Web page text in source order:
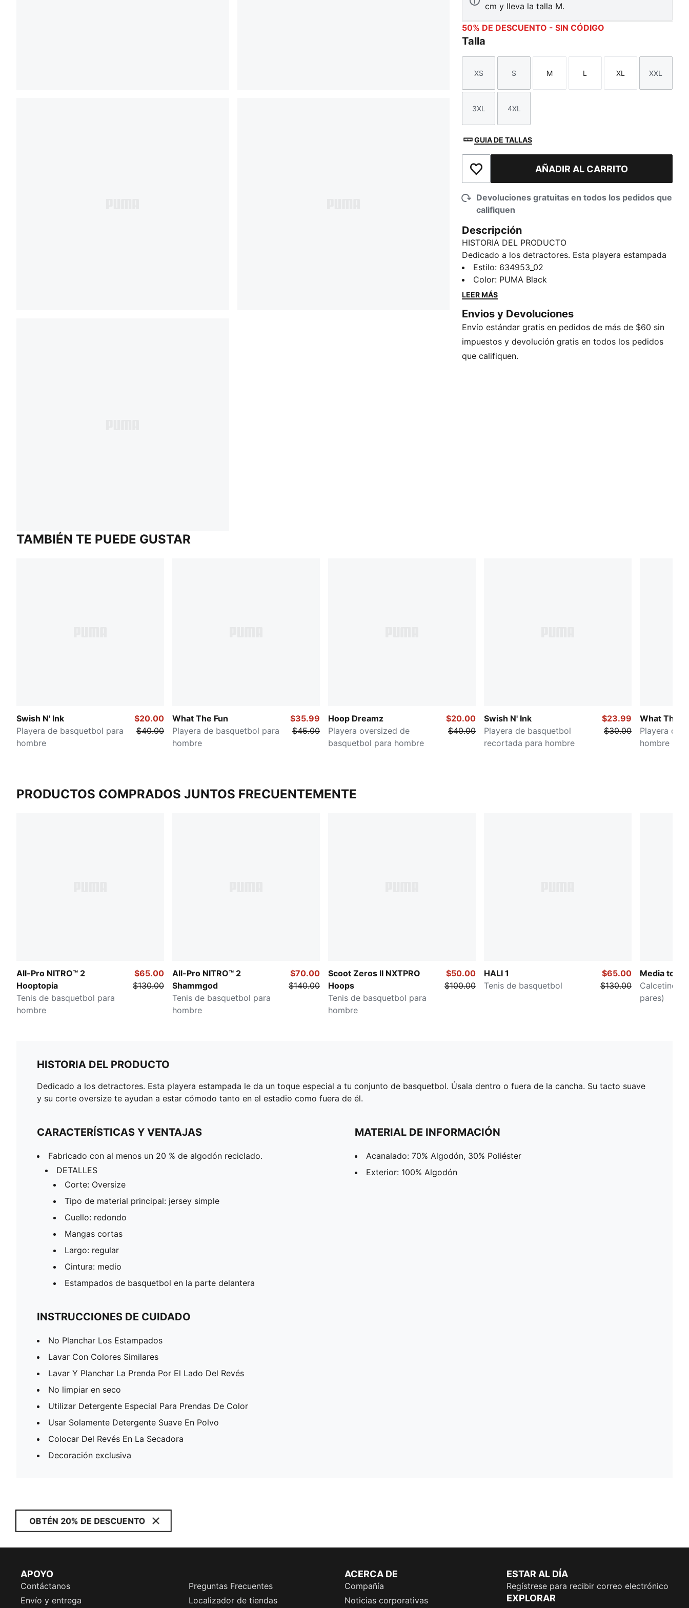
cm y lleva la talla M.
50% DE DESCUENTO - SIN CÓDIGO
Talla
Talla
XS
Talla
S
Talla
M
Talla
L
Talla
XL
Talla
XXL
Talla
3XL
Talla
4XL
GUIA DE TALLAS
Añadir a la lista de deseosAÑADIR AL CARRITO
Devoluciones gratuitas en todos los pedidos que
califiquen
Descripción
HISTORIA DEL PRODUCTO
Dedicado a los detractores. Esta playera estampada
le da un toque especial a tu conjunto de basquetbol.
Úsala dentro o fuera de la cancha. Su tacto suave y
su corte oversize te ayudan a estar cómodo tanto en
CARACTERÍSTICAS Y VENTAJAS
Fabricado con al menos un 20 % de algodón
reciclado.
DETALLES
Estilo: 634953_02
Color: PUMA Black
LEER MÁS
Envios y Devoluciones
Envío estándar gratis en pedidos de más de $60 sin
impuestos y devolución gratis en todos los pedidos
que califiquen.
TAMBIÉN TE PUEDE GUSTAR
Swish N' Ink
Playera de basquetbol para
hombre
$20.00
$40.00
What The Fun
Playera de basquetbol para
hombre
$35.99
$45.00
Hoop Dreamz
Playera oversized de
basquetbol para hombre
$20.00
$40.00
Swish N' Ink
Playera de basquetbol
recortada para hombre
$23.99
$30.00
What The
Playera de
hombre
PRODUCTOS COMPRADOS JUNTOS FRECUENTEMENTE
All-Pro NITRO™ 2
Hooptopia
Tenis de basquetbol para
hombre
$65.00
$130.00
All-Pro NITRO™ 2
Shammgod
Tenis de basquetbol para
hombre
$70.00
$140.00
Scoot Zeros II NXTPRO
Hoops
Tenis de basquetbol para
hombre
$50.00
$100.00
HALI 1
Tenis de basquetbol
$65.00
$130.00
Media
Calcetines
pares)
HISTORIA DEL PRODUCTO
Dedicado a los detractores. Esta playera estampada le da un toque especial a tu conjunto de basquetbol. Úsala dentro o fuera de la cancha. Su tacto suave
y su corte oversize te ayudan a estar cómodo tanto en el estadio como fuera de él.
CARACTERÍSTICAS Y VENTAJAS
Fabricado con al menos un 20 % de algodón reciclado.
DETALLES
Corte: Oversize
Tipo de material principal: jersey simple
Cuello: redondo
Mangas cortas
Largo: regular
Cintura: medio
Estampados de basquetbol en la parte delantera
MATERIAL DE INFORMACIÓN
Acanalado: 70% Algodón, 30% Poliéster
Exterior: 100% Algodón
INSTRUCCIONES DE CUIDADO
No Planchar Los Estampados
Lavar Con Colores Similares
Lavar Y Planchar La Prenda Por El Lado Del Revés
No limpiar en seco
Utilizar Detergente Especial Para Prendas De Color
Usar Solamente Detergente Suave En Polvo
Colocar Del Revés En La Secadora
Decoración exclusiva
OBTÉN 20% DE DESCUENTO
APOYO
Contáctanos
Preguntas Frecuentes
Envío y entrega
Localizador de tiendas
ACERCA DE
Compañía
Noticias corporativas
ESTAR AL DÍA
Regístrese para recibir correo electrónico
EXPLORAR